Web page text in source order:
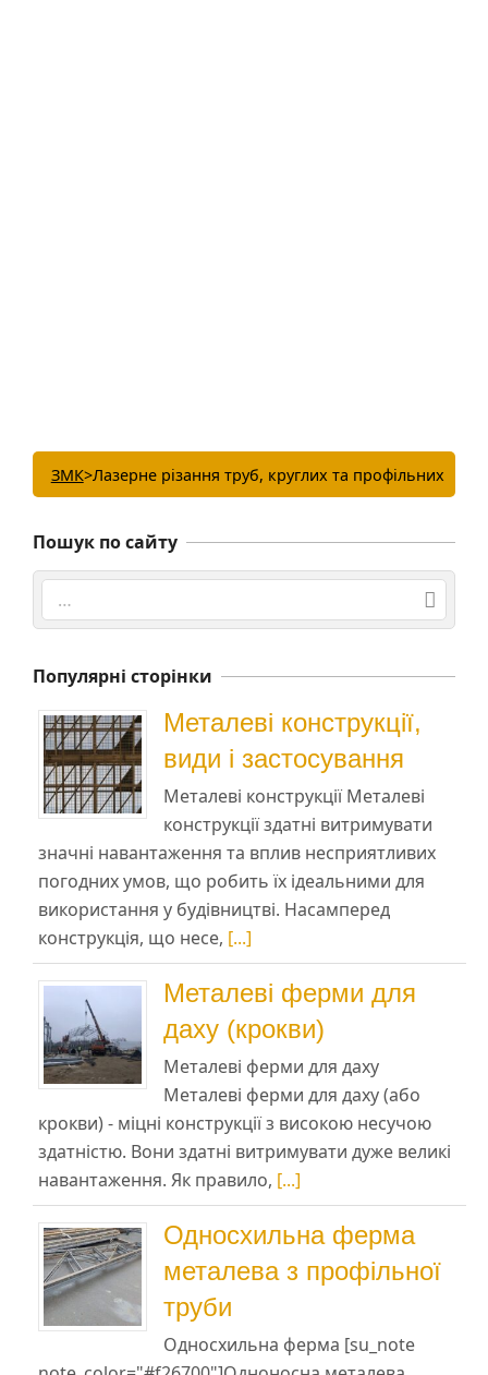
ЗМК>Лазерне різання труб, круглих та профільних
Пошук по сайту
Search
Популярні сторінки
Металеві конструкції,
види і застосування
Металеві конструкції Металеві
конструкції здатні витримувати
значні навантаження та вплив несприятливих
погодних умов, що робить їх ідеальними для
використання у будівництві. Насамперед
конструкція, що несе, [...]
Металеві ферми для
даху (крокви)
Металеві ферми для даху
Металеві ферми для даху (або
крокви) - міцні конструкції з високою несучою
здатністю. Вони здатні витримувати дуже великі
навантаження. Як правило, [...]
Односхильна ферма
металева з профільної
труби
Односхильна ферма [su_note